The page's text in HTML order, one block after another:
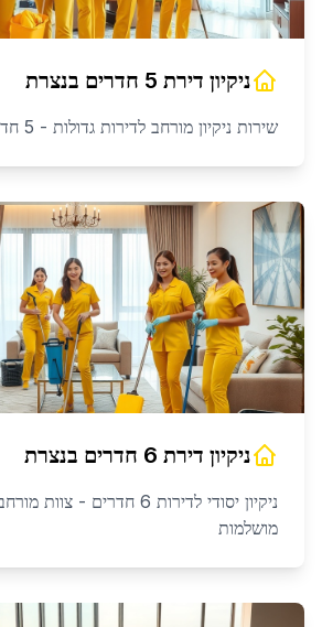
ניקיון דירת 5 חדרים בנצרת
שירות ניקיון מורחב לדירות גדולות - 5 חדרים ומעלה
ניקיון דירת 6 חדרים בנצרת
ניקיון יסודי לדירות 6 חדרים -
מושלמות